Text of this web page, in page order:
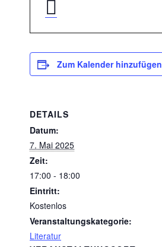
Zum Kalender hinzufügen
DETAILS
Datum:
7. Mai 2025
Zeit:
17:00 - 18:00
Eintritt:
Kostenlos
Veranstaltungskategorie:
Literatur